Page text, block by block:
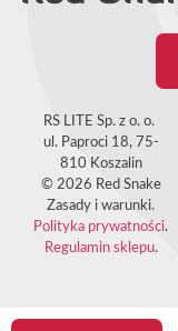
RS LITE Sp. z o. o.
ul. Paproci 18, 75-
810 Koszalin
© 2026 Red Snake
Zasady i warunki.
Polityka prywatności.
Regulamin sklepu.